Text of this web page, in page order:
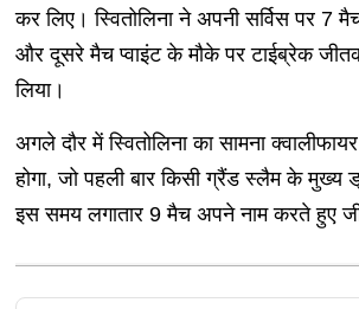
कर लिए। स्वितोलिना ने अपनी सर्विस पर 7
और दूसरे मैच प्वाइंट के मौके पर टाईब्रेक
लिया।
अगले दौर में स्वितोलिना का सामना
होगा, जो पहली बार किसी ग्रैंड स्लैम के मुख्य
इस समय लगातार 9 मैच अपने नाम करते हुए